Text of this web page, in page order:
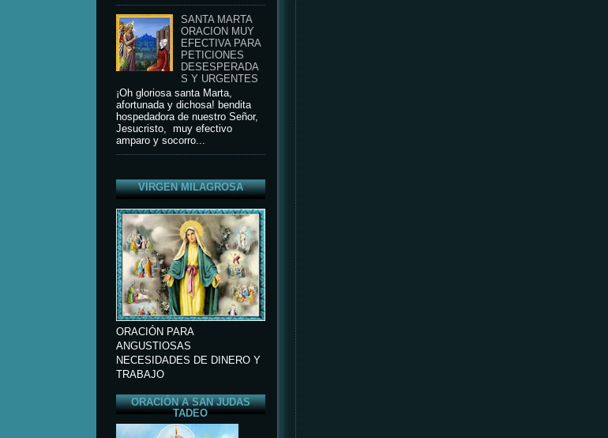
SANTA MARTA
ORACION MUY
EFECTIVA PARA
PETICIONES
DESESPERADA
S Y URGENTES
¡Oh gloriosa santa Marta,
afortunada y dichosa! bendita
hospedadora de nuestro Señor,
Jesucristo, muy efectivo
amparo y socorro...
VIRGEN MILAGROSA
ORACIÓN PARA
ANGUSTIOSAS
NECESIDADES DE DINERO Y
TRABAJO
ORACIÓN A SAN JUDAS
TADEO